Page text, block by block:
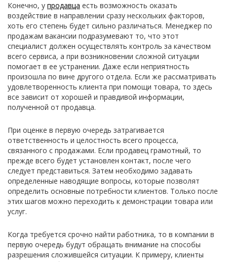
Конечно, у продавца есть возможность оказать
воздействие в направлении сразу нескольких факторов,
хоть его степень будет сильно различаться. Менеджер по
продажам вакансии подразумевают то, что этот
специалист должен осуществлять контроль за качеством
всего сервиса, а при возникновении сложной ситуации
помогает в ее устранении. Даже если неприятность
произошла по вине другого отдела. Если же рассматривать
удовлетворенность клиента при помощи товара, то здесь
все зависит от хорошей и правдивой информации,
полученной от продавца.
При оценке в первую очередь затрагивается
ответственность и целостность всего процесса,
связанного с продажами. Если продавец грамотный, то
прежде всего будет установлен контакт, после чего
следует представиться. Затем необходимо задавать
определенные наводящие вопросы, которые позволят
определить основные потребности клиентов. Только после
этих шагов можно переходить к демонстрации товара или
услуг.
Когда требуется срочно найти работника, то в компании в
первую очередь будут обращать внимание на способы
разрешения сложившейся ситуации. К примеру, клиенты